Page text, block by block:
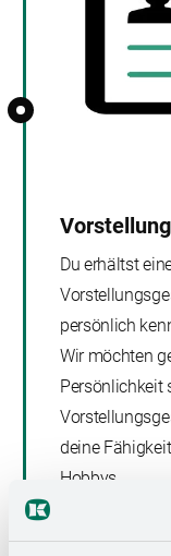
Du erhältst
persönlich
Wir möchten
Persönlichkeit
deine
Hobbys.
Wenn du
stellen, um